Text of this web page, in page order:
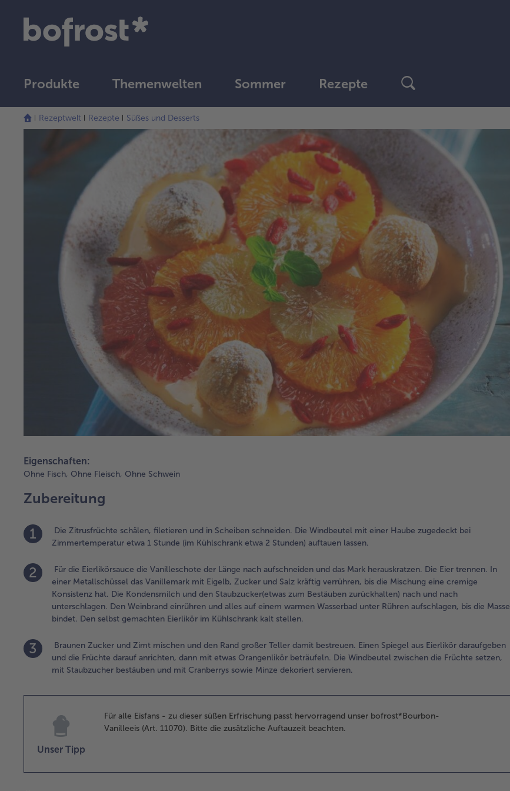
Produkte Themenwelten Sommer Rezepte
Rezeptwelt Rezepte Süßes und Desserts
Eigenschaften:
Ohne Fisch, Ohne Fleisch, Ohne Schwein
Zubereitung
1
Die Zitrusfrüchte schälen, filetieren und in Scheiben schneiden. Die Windbeutel mit einer Haube zugedeckt bei
Zimmertemperatur etwa 1 Stunde (im Kühlschrank etwa 2 Stunden) auftauen lassen.
2
Für die Eierlikörsauce die Vanilleschote der Länge nach aufschneiden und das Mark herauskratzen. Die Eier trennen. In
einer Metallschüssel das Vanillemark mit Eigelb, Zucker und Salz kräftig verrühren, bis die Mischung eine cremige
Konsistenz hat. Die Kondensmilch und den Staubzucker(etwas zum Bestäuben zurückhalten) nach und nach
unterschlagen. Den Weinbrand einrühren und alles auf einem warmen Wasserbad unter Rühren aufschlagen, bis die Masse
bindet. Den selbst gemachten Eierlikör im Kühlschrank kalt stellen.
3
Braunen Zucker und Zimt mischen und den Rand großer Teller damit bestreuen. Einen Spiegel aus Eierlikör daraufgeben
und die Früchte darauf anrichten, dann mit etwas Orangenlikör beträufeln. Die Windbeutel zwischen die Früchte setzen,
mit Staubzucher bestäuben und mit Cranberrys sowie Minze dekoriert servieren.
Unser Tipp
Für alle Eisfans - zu dieser süßen Erfrischung passt hervorragend unser bofrost*Bourbon-
Vanilleeis (Art. 11070). Bitte die zusätzliche Auftauzeit beachten.